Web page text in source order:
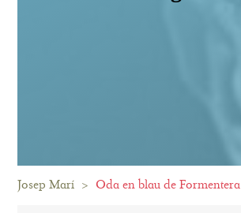
Josep Marí > Oda en blau de Formentera